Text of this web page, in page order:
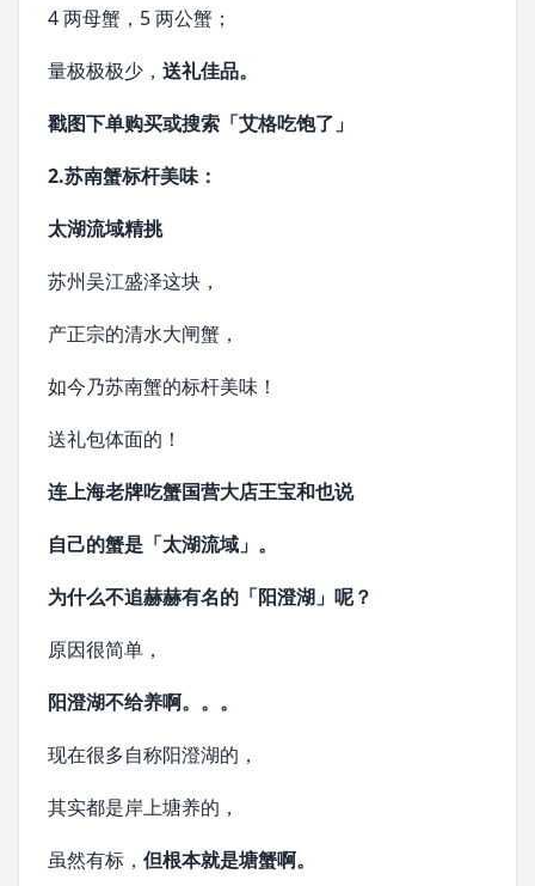
4 两母蟹，5 两公蟹；
量极极极少， 送礼佳品。
戳图下单购买或搜索 「艾格吃饱了」
2.苏南蟹标杆美味：
太湖流域精挑
苏州吴江盛泽这块，
产正宗的清水大闸蟹，
如今乃苏南蟹的标杆美味！
送礼包体面的！
连上海老牌吃蟹国营大店王宝和也说
自己的蟹是「太湖流域」。
为什么不追赫赫有名的「阳澄湖 」呢？
原因很简单，
阳澄湖不给养啊。。。
现在很多自称阳澄湖的，
其实都是岸上塘养的，
虽然有标， 但根本就是塘蟹啊。